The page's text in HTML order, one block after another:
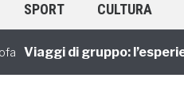
SPORT CULTURA
di gruppo: l’esperienza